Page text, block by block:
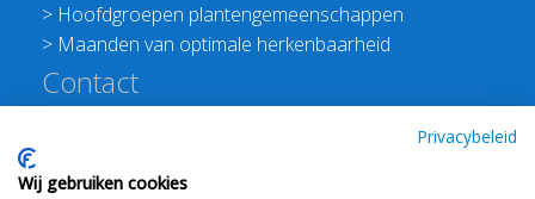
> Hoofdgroepen plantengemeenschappen
> Maanden van optimale herkenbaarheid
Contact
E:info@floravannederland.nl
Privacybeleid
Wij gebruiken cookies